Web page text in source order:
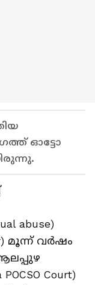
ഓട്ടോ
abuse)
മൂന്ന് വര്‍ഷം
Court)